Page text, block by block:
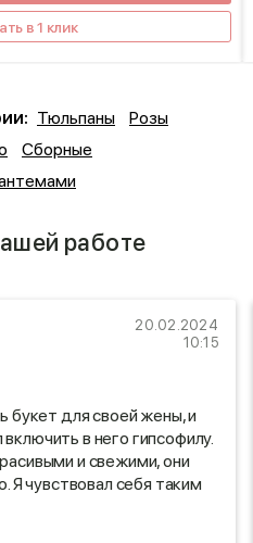
в 1 клик
Тюльпаны
Розы
Сборные
работе
20.02.2024
10:15
букет для своей жены, и
в него гипсофилу.
и свежими, они
Я чувствовал себя таким